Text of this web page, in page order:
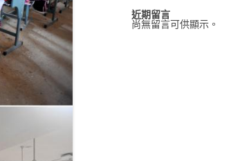
近期留言
尚無留言可供顯示。